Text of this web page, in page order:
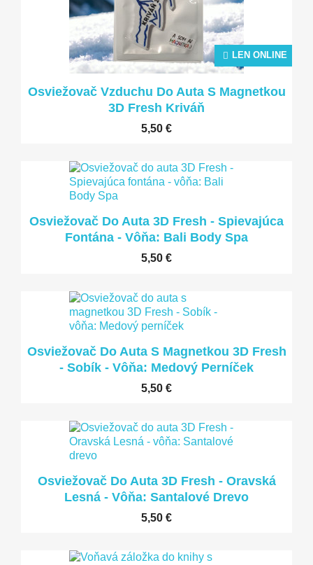
Osviežovač Vzduchu Do Auta S Magnetkou
3D Fresh Kriváň
5,50 €
LEN ONLINE
Osviežovač Do Auta 3D Fresh - Spievajúca
Fontána - Vôňa: Bali Body Spa
5,50 €
Osviežovač Do Auta S Magnetkou 3D Fresh
- Sobík - Vôňa: Medový Perníček
5,50 €
LEN ONLINE
Osviežovač Do Auta 3D Fresh - Oravská
Lesná - Vôňa: Santalové Drevo
5,50 €